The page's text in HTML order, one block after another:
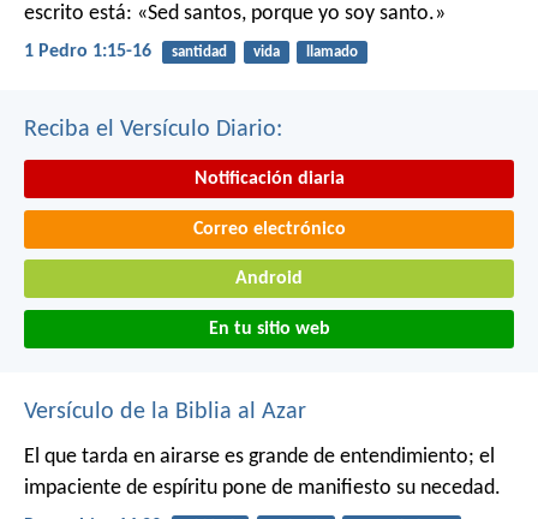
escrito está: «Sed santos, porque yo soy santo.»
1 Pedro 1:15-16 santidad vida llamado
Reciba el Versículo Diario:
Notificación diaria
Correo electrónico
Android
En tu sitio web
Versículo de la Biblia al Azar
El que tarda en airarse es grande de entendimiento; el
impaciente de espíritu pone de manifiesto su necedad.